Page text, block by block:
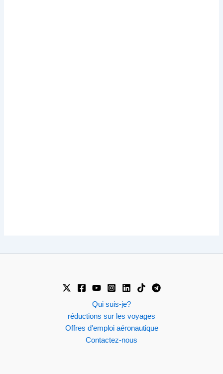
Qui suis-je?
réductions sur les voyages
Offres d'emploi aéronautique
Contactez-nous